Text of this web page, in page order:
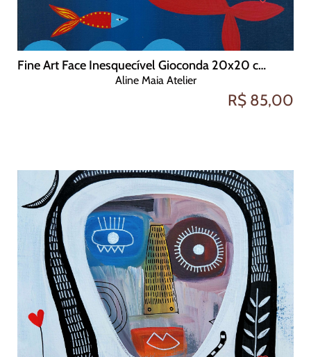
Fine Art Face Inesquecível Gioconda 20x20 cm
Aline Maia Atelier
R$ 85,00